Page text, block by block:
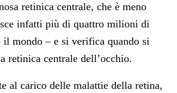
retinica centrale, che è meno
infatti più di quattro milioni di
il mondo – e si verifica quando si
retinica centrale dell’occhio.
al carico delle malattie della retina,